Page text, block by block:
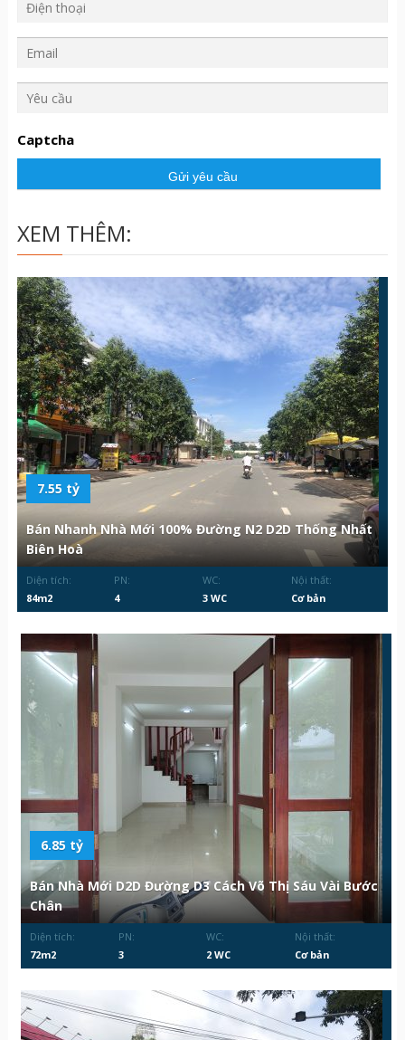
c
ầ
Captcha
XEM THÊM:
7.55 tỷ
Bán Nhanh Nhà Mới 100% Đường N2 D2D Thống Nhất
Biên Hoà
Diện tích:
84m2
PN:
4
WC:
3 WC
Nội thất:
Cơ bản
6.85 tỷ
Bán Nhà Mới D2D Đường D3 Cách Võ Thị Sáu Vài Bước
Chân
Diện tích:
72m2
PN:
3
WC:
2 WC
Nội thất:
Cơ bản